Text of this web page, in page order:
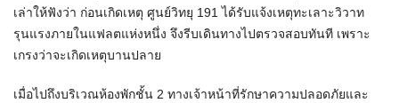
เล่าให้ฟังว่า ก่อนเกิดเหตุ ศูนย์วิทยุ 191 ได้รับแจ้งเหตุทะเลาะวิวาท
รุนแรงภายในแฟลตแห่งหนึ่ง จึงรีบเดินทางไปตรวจสอบทันที เพราะ
เกรงว่าจะเกิดเหตุบานปลาย
เมื่อไปถึงบริเวณห้องพักชั้น 2 ทางเจ้าหน้าที่รักษาความปลอดภัยและ